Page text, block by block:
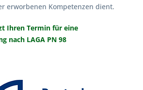
erworbenen Kompetenzen dient.
Ihren Termin für eine
nach LAGA PN 98